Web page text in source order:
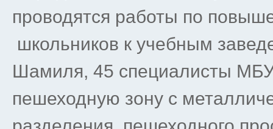
проводятся работы по
школьников к учебным
Шамиля, 45 специалисты
пешеходную зону с